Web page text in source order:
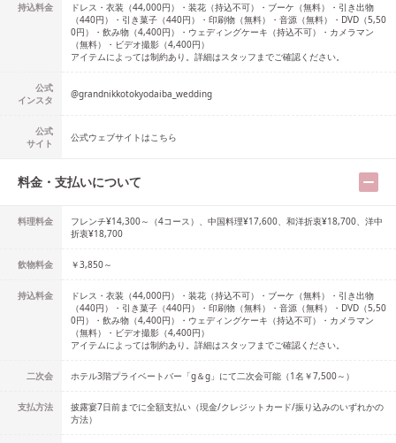
持込料金
ドレス・衣装（44,000円）・装花（持込不可）・ブーケ（無料）・引き出物
（440円）・引き菓子（440円）・印刷物（無料）・音源（無料）・DVD（5,50
0円）・飲み物（4,400円）・ウェディングケーキ（持込不可）・カメラマン
（無料）・ビデオ撮影（4,400円）
アイテムによっては制約あり。詳細はスタッフまでご確認ください。
公式
インスタ
@grandnikkotokyodaiba_wedding
公式
サイト
公式ウェブサイトはこちら
料金・支払いについて
料理料金
フレンチ¥14,300～（4コース）、中国料理¥17,600、和洋折衷¥18,700、洋中
折衷¥18,700
飲物料金 ￥3,850～
持込料金
ドレス・衣装（44,000円）・装花（持込不可）・ブーケ（無料）・引き出物
（440円）・引き菓子（440円）・印刷物（無料）・音源（無料）・DVD（5,50
0円）・飲み物（4,400円）・ウェディングケーキ（持込不可）・カメラマン
（無料）・ビデオ撮影（4,400円）
アイテムによっては制約あり。詳細はスタッフまでご確認ください。
二次会 ホテル3階プライベートバー「g＆g」にて二次会可能（1名￥7,500～）
支払方法
披露宴7日前までに全額支払い（現金/クレジットカード/振り込みのいずれかの
方法）